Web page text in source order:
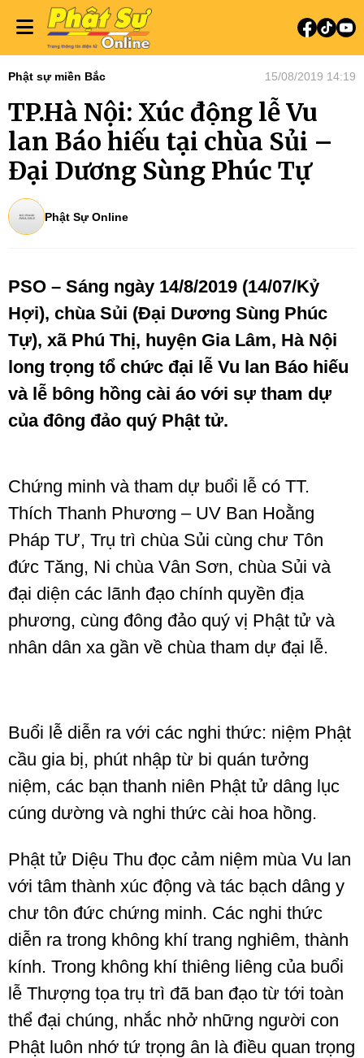
Phật sự miền Bắc 15/08/2019 14:19
TP.Hà Nội: Xúc động lễ Vu
lan Báo hiếu tại chùa Sủi –
Đại Dương Sùng Phúc Tự
Phật Sự Online
PSO – Sáng ngày 14/8/2019 (14/07/Kỷ
Hợi), chùa Sủi (Đại Dương Sùng Phúc
Tự), xã Phú Thị, huyện Gia Lâm, Hà Nội
long trọng tổ chức đại lễ Vu lan Báo hiếu
và lễ bông hồng cài áo với sự tham dự
của đông đảo quý Phật tử.
Chứng minh và tham dự buổi lễ có TT.
Thích Thanh Phương – UV Ban Hoằng
Pháp TƯ, Trụ trì chùa Sủi cùng chư Tôn
đức Tăng, Ni chùa Vân Sơn, chùa Sủi và
đại diện các lãnh đạo chính quyền địa
phương, cùng đông đảo quý vị Phật tử và
nhân dân xa gần về chùa tham dự đại lễ.
Buổi lễ diễn ra với các nghi thức: niệm Phật
cầu gia bị, phút nhập từ bi quán tưởng
niệm, các bạn thanh niên Phật tử dâng lục
cúng dường và nghi thức cài hoa hồng.
Phật tử Diệu Thu đọc cảm niệm mùa Vu lan
với tâm thành xúc động và tác bạch dâng y
chư tôn đức chứng minh. Các nghi thức
diễn ra trong không khí trang nghiêm, thành
kính. Trong không khí thiêng liêng của buổi
lễ Thượng tọa trụ trì đã ban đạo từ tới toàn
thể đại chúng, nhắc nhở những người con
Phật luôn nhớ tứ trọng ân là điều quan trọng